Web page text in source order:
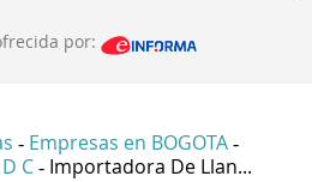
por:
- Empresas en BOGOTA -
C - Importadora De Llan...